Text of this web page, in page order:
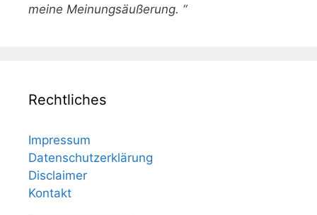
meine Meinungsäußerung. “
Rechtliches
Impressum
Datenschutzerklärung
Disclaimer
Kontakt